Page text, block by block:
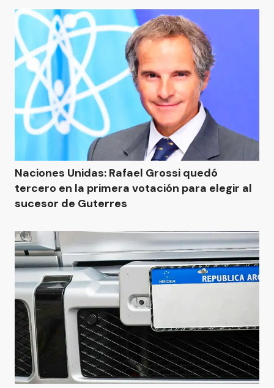
Naciones Unidas: Rafael Grossi quedó
tercero en la primera votación para elegir al
sucesor de Guterres